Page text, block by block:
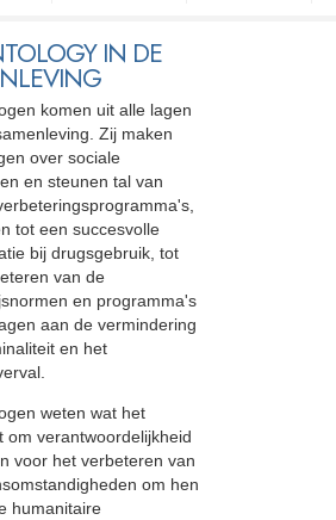
IN DE
komen uit alle lagen
Zij maken
over sociale
en steunen tal van
tot een succesvolle
bij drugsgebruik, tot
van de
en programma's
aan de vermindering
en het
weten wat het
om verantwoordelijkheid
voor het verbeteren van
om hen
humanitaire